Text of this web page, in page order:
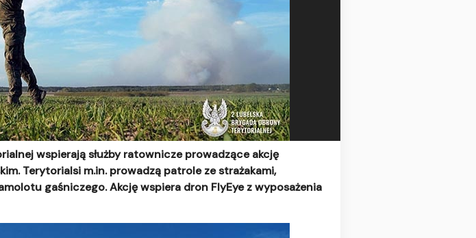
wspierają służby ratownicze prowadzące akcję
Terytorialsi m.in. prowadzą patrole ze strażakami,
gaśniczego. Akcję wspiera dron FlyEye z wyposażenia